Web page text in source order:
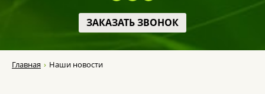
ЗАКАЗАТЬ ЗВОНОК
Главная Наши новости